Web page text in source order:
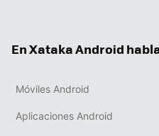
En Xataka Android
Móviles Android
Aplicaciones Android